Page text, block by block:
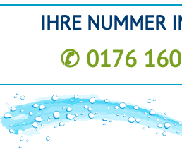
IHRE NUMMER
✆ 0176